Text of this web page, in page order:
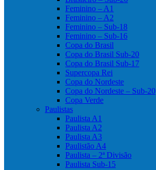
Feminino – A1
Feminino – A2
Feminino – Sub-18
Feminino – Sub-16
Copa do Brasil
Copa do Brasil Sub-20
Copa do Brasil Sub-17
Supercopa Rei
Copa do Nordeste
Copa do Nordeste – Sub-20
Copa Verde
Paulistas
Paulista A1
Paulista A2
Paulista A3
Paulistão A4
Paulista – 2ª Divisão
Paulista Sub-15